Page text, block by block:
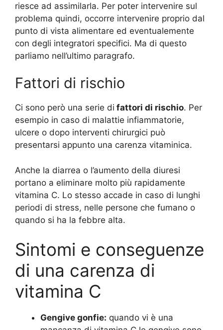
riesce ad assimilarla. Per poter intervenire sul
problema quindi, occorre intervenire proprio dal
punto di vista alimentare ed eventualemente
con degli integratori specifici. Ma di questo
parliamo nell’ultimo paragrafo.
Fattori di rischio
Ci sono però una serie di fattori di rischio. Per
esempio in caso di malattie infiammatorie,
ulcere o dopo interventi chirurgici può
presentarsi appunto una carenza vitaminica.
Anche la diarrea o l’aumento della diuresi
portano a eliminare molto più rapidamente
vitamina C. Lo stesso accade in caso di lunghi
periodi di stress, nelle persone che fumano o
quando si ha la febbre alta.
Sintomi e conseguenze
di una carenza di
vitamina C
Gengive gonfie: quando vi è una